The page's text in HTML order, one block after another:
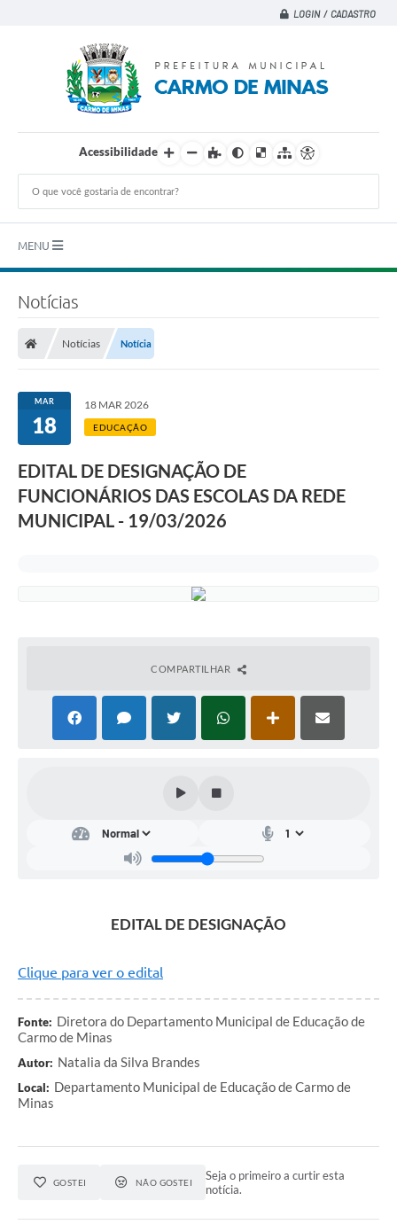
LOGIN / CADASTRO
Acessibilidade
MENU
DEPARTAMENTOS
ACESSO À INFORMAÇÃO
Legislação
Alistamento Militar Online
Arquivos para Download
Projetos
Contas Públicas
Links
Transparência
SIC
Notícias
Notícias Notícia
MAR
18
18 MAR 2026
EDUCAÇÃO
EDITAL DE DESIGNAÇÃO DE
FUNCIONÁRIOS DAS ESCOLAS DA REDE
MUNICIPAL - 19/03/2026
COMPARTILHAR
EDITAL DE DESIGNAÇÃO
Clique para ver o edital
Fonte: Diretora do Departamento Municipal de Educação de
Carmo de Minas
Autor: Natalia da Silva Brandes
Local: Departamento Municipal de Educação de Carmo de
Minas
GOSTEI NÃO GOSTEI
Seja o primeiro a curtir esta
notícia.